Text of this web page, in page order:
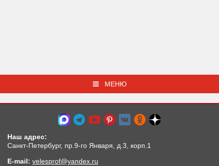
МЕНЮ
Наш адрес:
Санкт-Петербург, пр.9-го Января, д.3, корп.1
E-mail: velesprof@yandex.ru